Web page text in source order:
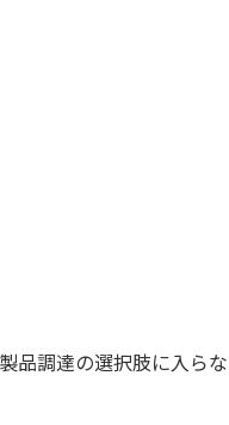
品調達の選択肢に入らな